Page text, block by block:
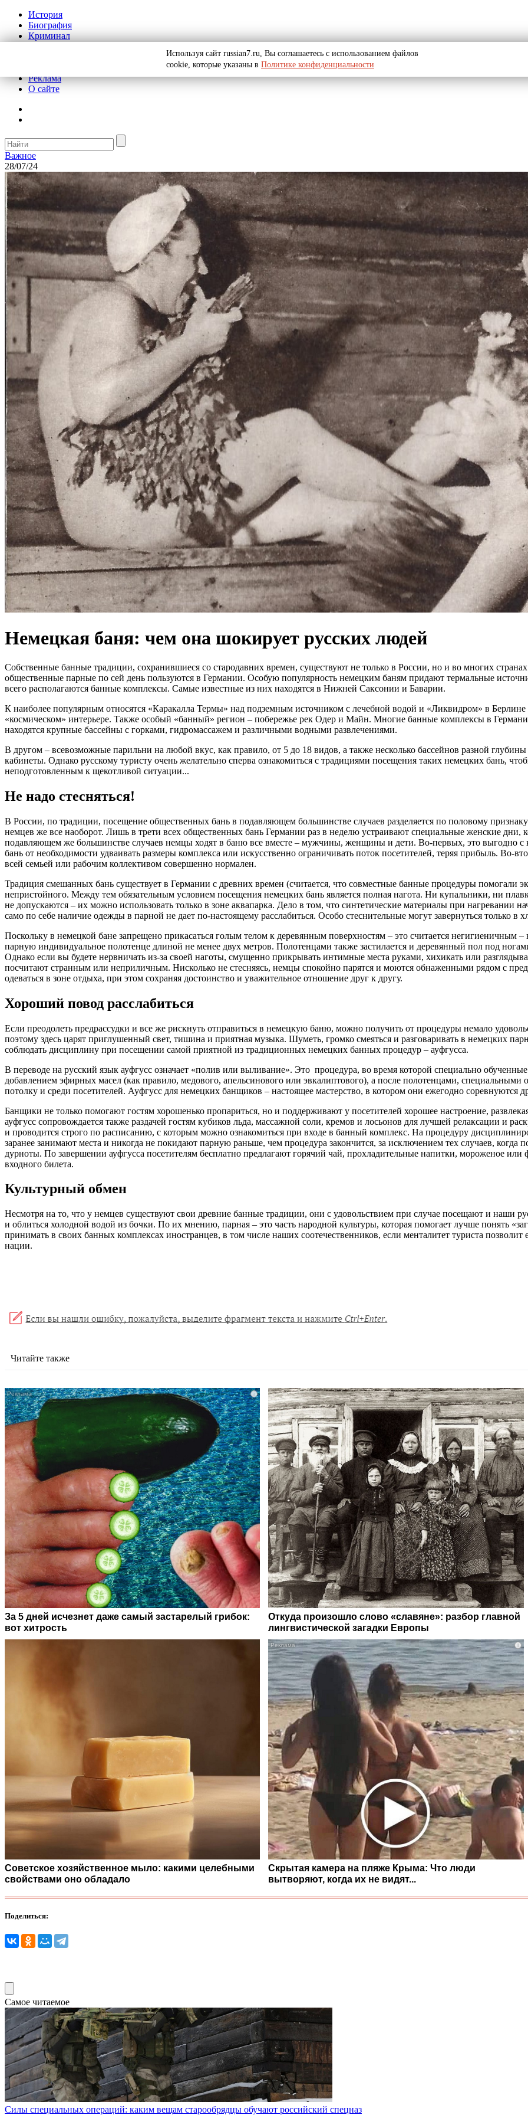
История
Биография
Криминал
Реклама
О сайте
Важное
28/07/24
Немецкая баня: чем она шокирует русских людей
Собственные банные традиции, сохранившиеся со стародавних времен, существуют не только в России, но и во многих
общественные парные по сей день пользуются в Германии. Особую популярность немецким баням придают термальные
всего располагаются банные комплексы. Самые известные из них находятся в Нижней Саксонии и Баварии.
К наиболее популярным относятся «Каракалла Термы» над подземным источником с лечебной водой и «Ликвидром» в
«космическом» интерьере. Также особый «банный» регион – побережье рек Одер и Майн. Многие банные комплексы в
находятся крупные бассейны с горками, гидромассажем и различными водными развлечениями.
В другом – всевозможные парильни на любой вкус, как правило, от 5 до 18 видов, а также несколько бассейнов разной
кабинеты. Однако русскому туристу очень желательно сперва ознакомиться с традициями посещения таких немецких бань,
неподготовленным к щекотливой ситуации...
Не надо стесняться!
В России, по традиции, посещение общественных бань в подавляющем большинстве случаев разделяется по половому
немцев же все наоборот. Лишь в трети всех общественных бань Германии раз в неделю устраивают специальные женские дни,
подавляющем же большинстве случаев немцы ходят в баню все вместе – мужчины, женщины и дети. Во-первых, это выгодно с
бань от необходимости удваивать размеры комплекса или искусственно ограничивать поток посетителей, теряя прибыль. Во-
всей семьей или рабочим коллективом совершенно нормален.
Традиция смешанных бань существует в Германии с древних времен (считается, что совместные банные процедуры помогали
непристойного. Между тем обязательным условием посещения немецких бань является полная нагота. Ни купальники, ни
не допускаются – их можно использовать только в зоне аквапарка. Дело в том, что синтетические материалы при нагревании
само по себе наличие одежды в парной не дает по-настоящему расслабиться. Особо стеснительные могут завернуться только в
Поскольку в немецкой бане запрещено прикасаться голым телом к деревянным поверхностям – это считается негигиеничным –
парную индивидуальное полотенце длиной не менее двух метров. Полотенцами также застилается и деревянный пол под
Однако если вы будете нервничать из-за своей наготы, смущенно прикрывать интимные места руками, хихикать или
посчитают странным или неприличным. Нисколько не стесняясь, немцы спокойно парятся и моются обнаженными рядом с
одеваться в зоне отдыха, при этом сохраняя достоинство и уважительное отношение друг к другу.
Хороший повод расслабиться
Если преодолеть предрассудки и все же рискнуть отправиться в немецкую баню, можно получить от процедуры немало
поэтому здесь царят приглушенный свет, тишина и приятная музыка. Шуметь, громко смеяться и разговаривать в немецких
соблюдать дисциплину при посещении самой приятной из традиционных немецких банных процедур – ауфгусса.
В переводе на русский язык ауфгусс означает «полив или выливание». Это процедура, во время которой специально
добавлением эфирных масел (как правило, медового, апельсинового или эвкалиптового), а после полотенцами,
потолку и среди посетителей. Ауфгусс для немецких банщиков – настоящее мастерство, в котором они ежегодно соревнуются
Банщики не только помогают гостям хорошенько пропариться, но и поддерживают у посетителей хорошее настроение,
ауфгусс сопровождается также раздачей гостям кубиков льда, массажной соли, кремов и лосьонов для лучшей релаксации и
и проводится строго по расписанию, с которым можно ознакомиться при входе в банный комплекс. На процедуру
заранее занимают места и никогда не покидают парную раньше, чем процедура закончится, за исключением тех случаев,
дурноты. По завершении ауфгусса посетителям бесплатно предлагают горячий чай, прохладительные напитки, мороженое или
входного билета.
Культурный обмен
Несмотря на то, что у немцев существуют свои древние банные традиции, они с удовольствием при случае посещают и наши
и облиться холодной водой из бочки. По их мнению, парная – это часть народной культуры, которая помогает лучше понять
принимать в своих банных комплексах иностранцев, в том числе наших соотечественников, если менталитет туриста
нации.
Читайте также
i
За 5 дней исчезнет даже самый застарелый грибок:
вот хитрость
Откуда произошло слово «славяне»: разбор главной
лингвистической загадки Европы
Советское хозяйственное мыло: какими целебными
свойствами оно обладало
i
Скрытая камера на пляже Крыма: Что люди
вытворяют, когда их не видят...
Поделиться:
Самое читаемое
Силы специальных операций: каким вещам старообрядцы обучают российский спецназ
Используя сайт russian7.ru, Вы соглашаетесь с использованием файлов
cookie, которые указаны в Политике конфиденциальности